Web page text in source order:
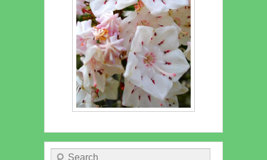
Recherche